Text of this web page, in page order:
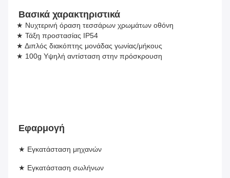
Βασικά χαρακτηριστικά
★ Νυχτερινή όραση τεσσάρων χρωμάτων οθόνη
★ Τάξη προστασίας IP54
★ Διπλός διακόπτης μονάδας γωνίας/μήκους
★ 100g Υψηλή αντίσταση στην πρόσκρουση
Εφαρμογή
★ Εγκατάσταση μηχανών
★ Εγκατάσταση σωλήνων